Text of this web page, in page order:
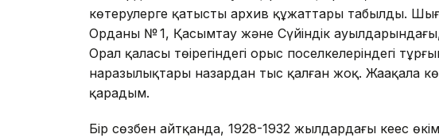
көтерулерге қатысты архив құжаттары табылды.
Орданың № 1, Қасымтау және Сүйіндік ауылдарындағы,
Орал қаласы төңірегіндегі орыс поселкелеріндегі
наразылықтары назардан тыс қалған жоқ. Жаңақала
қарадым.
Бір сөзбен айтқанда, 1928-1932 жылдардағы кеңес